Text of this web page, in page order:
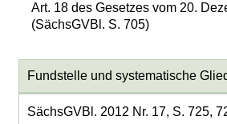
Art. 18 des Gesetzes vom 20.
(SächsGVBl. S. 705)
Fundstelle und systematische
SächsGVBl. 2012 Nr. 17, S. 725,